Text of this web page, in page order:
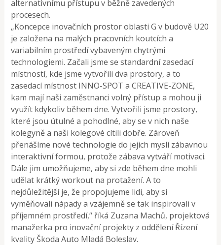
alternativnímu přístupu v běžně zavedených
procesech.
„Koncepce inovačních prostor oblasti G v budově U20
je založena na malých pracovních koutcích a
variabilním prostředí vybaveným chytrými
technologiemi. Začali jsme se standardní zasedací
místností, kde jsme vytvořili dva prostory, a to
zasedací místnost INNO-SPOT a CREATIVE-ZONE,
kam mají naši zaměstnanci volný přístup a mohou ji
využít kdykoliv během dne. Vytvořili jsme prostory,
které jsou útulné a pohodlné, aby se v nich naše
kolegyně a naši kolegové cítili dobře. Zároveň
přenášíme nové technologie do jejich myslí zábavnou
interaktivní formou, protože zábava vytváří motivaci.
Dále jim umožňujeme, aby si zde během dne mohli
udělat krátký workout na protažení. A to
nejdůležitější je, že propojujeme lidi, aby si
vyměňovali nápady a vzájemně se tak inspirovali v
příjemném prostředí,“ říká Zuzana Machů, projektová
manažerka pro inovační projekty z oddělení Řízení
kvality Škoda Auto Mladá Boleslav.